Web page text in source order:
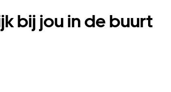
bij jou in de buurt